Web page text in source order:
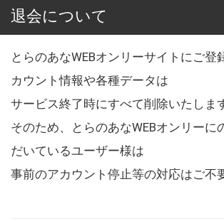
退会について
とらのあなWEBオンリーサイトにご登
カウント情報や各種データは
サービス終了時にすべて削除いたしま
そのため、とらのあなWEBオンリーに
だいているユーザー様は
事前のアカウント停止等の対応はご不